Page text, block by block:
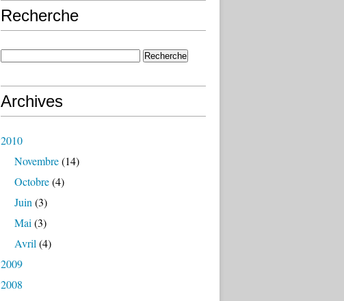
Recherche
Archives
2010
Novembre(14)
Octobre(4)
Juin (3)
Mai (3)
Avril (4)
2009
2008